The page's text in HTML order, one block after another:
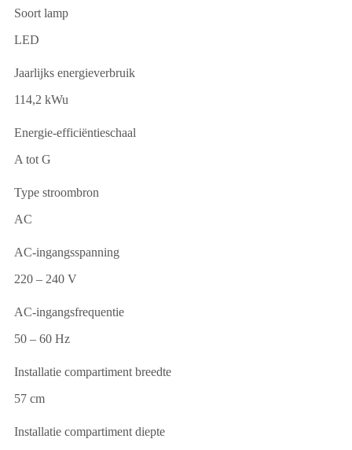
Soort lamp
LED
Jaarlijks energieverbruik
114,2 kWu
Energie-efficiëntieschaal
A tot G
Type stroombron
AC
AC-ingangsspanning
220 – 240 V
AC-ingangsfrequentie
50 – 60 Hz
Installatie compartiment breedte
57 cm
Installatie compartiment diepte